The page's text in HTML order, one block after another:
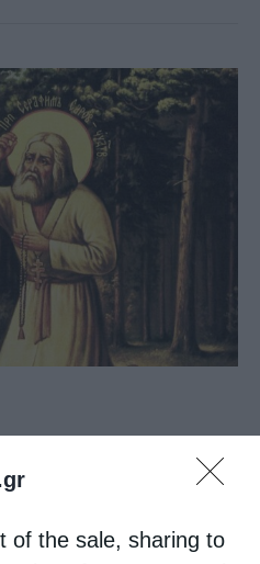
of the sale, sharing to
η αγρυ­πνία, η άσκη­ση